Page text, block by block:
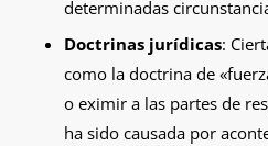
determinadas
Doctrinas jurídicas:
como la doctrina de
o eximir a las partes de
ha sido causada por